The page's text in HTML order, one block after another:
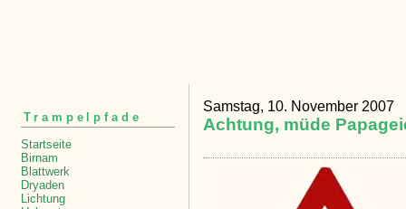
Trampelpfade
Startseite
Birnam
Blattwerk
Dryaden
Lichtung
Samstag, 10. November 2007
Achtung, müde